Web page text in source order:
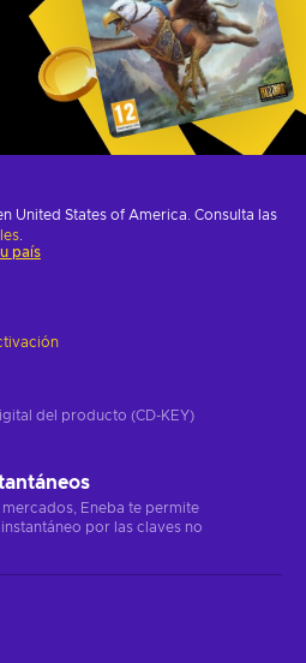
United States of America. Consulta las
país
del producto (CD-KEY)
Eneba te permite
por las claves no